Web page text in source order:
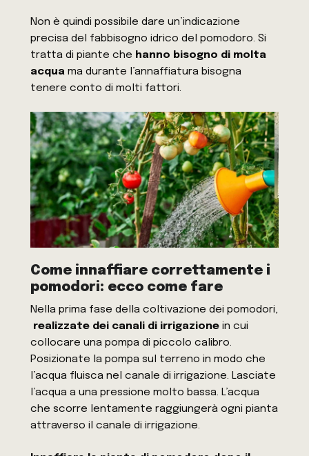
Non è quindi possibile dare un’indicazione
precisa del fabbisogno idrico del pomodoro. Si
tratta di piante che hanno bisogno di molta
acqua ma durante l’annaffiatura bisogna
tenere conto di molti fattori.
Come innaffiare correttamente i
pomodori: ecco come fare
Nella prima fase della coltivazione dei pomodori,
realizzate dei canali di irrigazione in cui
collocare una pompa di piccolo calibro.
Posizionate la pompa sul terreno in modo che
l’acqua fluisca nel canale di irrigazione. Lasciate
l’acqua a una pressione molto bassa. L’acqua
che scorre lentamente raggiungerà ogni pianta
attraverso il canale di irrigazione.